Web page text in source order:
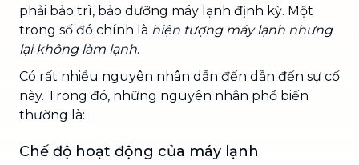
phải bảo trì, bảo dưỡng máy lạnh định kỳ. Một
trong số đó chính là hiện tượng máy lạnh nhưng
lại không làm lạnh.
Có rất nhiều nguyên nhân dẫn đến dẫn đến sự cố
này. Trong đó, những nguyên nhân phổ biến
thường là:
Chế độ hoạt động của máy lạnh